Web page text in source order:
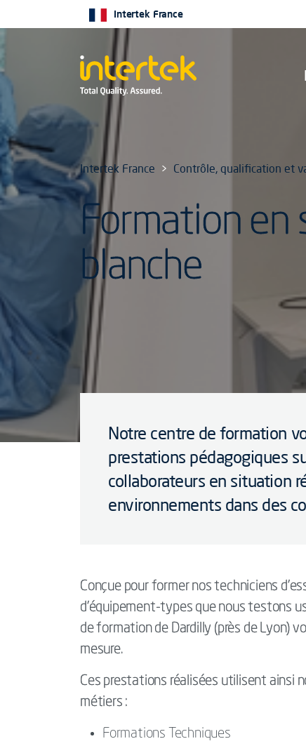
Intertek France
Intertek France Contrôle, qualification et
Formation en
blanche
Notre centre de formation
prestations pédagogiques
collaborateurs en situation
environnements dans des
Conçue pour former nos techniciens
d’équipement-types que nous testons
de formation de Dardilly (près de Lyon)
mesure.
Ces prestations réalisées utilisent ainsi
métiers :
Formations Techniques